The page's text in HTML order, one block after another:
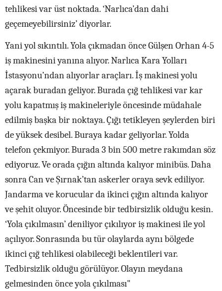
tehlikesi var üst noktada. ‘Narlıca’dan dahi
geçemeyebilirsiniz’ diyorlar.
Yani yol sıkıntılı. Yola çıkmadan önce Gülşen Orhan 4-5
iş makinesini yanına alıyor. Narlıca Kara Yolları
İstasyonu’ndan alıyorlar araçları. İş makinesi yolu
açarak buradan geliyor. Burada çığ tehlikesi var kar
yolu kapatmış iş makineleriyle öncesinde müdahale
edilmiş başka bir noktaya. Çığı tetikleyen şeylerden biri
de yüksek desibel. Buraya kadar geliyorlar. Yolda
telefon çekmiyor. Burada 3 bin 500 metre rakımdan söz
ediyoruz. Ve orada çığın altında kalıyor minibüs. Daha
sonra Can ve Şırnak’tan askerler oraya sevk ediliyor.
Jandarma ve korucular da ikinci çığın altında kalıyor
ve şehit oluyor. Öncesinde bir tedbirsizlik olduğu kesin.
‘Yola çıkılmasın’ deniliyor çıkılıyor iş makinesi ile yol
açılıyor. Sonrasında bu tür olaylarda aynı bölgede
ikinci çığ tehlikesi olabileceği beklentileri var.
Tedbirsizlik olduğu görülüyor. Olayın meydana
gelmesinden önce yola çıkılması"